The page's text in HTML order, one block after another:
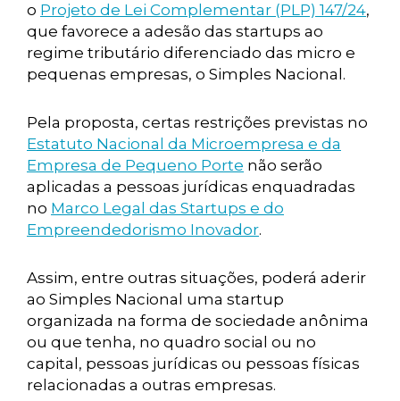
o Projeto de Lei Complementar (PLP) 147/24,
que favorece a adesão das startups ao
regime tributário diferenciado das micro e
pequenas empresas, o Simples Nacional.
Pela proposta, certas restrições previstas no
Estatuto Nacional da Microempresa e da
Empresa de Pequeno Porte não serão
aplicadas a pessoas jurídicas enquadradas
no Marco Legal das Startups e do
Empreendedorismo Inovador.
Assim, entre outras situações, poderá aderir
ao Simples Nacional uma startup
organizada na forma de sociedade anônima
ou que tenha, no quadro social ou no
capital, pessoas jurídicas ou pessoas físicas
relacionadas a outras empresas.